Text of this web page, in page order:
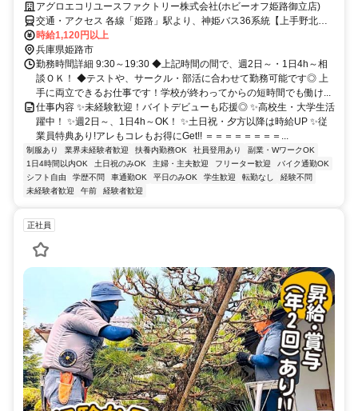
アグロエコリユースファクトリー株式会社(ホビーオフ姫路御立店)
交通・アクセス 各線「姫路」駅より、神姫バス36系統【上手野北
口】下車徒歩2分、同じく、神姫バス40系統【上手野】下車徒歩5分
◎車通勤ＯＫ！
時給1,120円以上
兵庫県姫路市
勤務時間詳細 9:30～19:30 ◆上記時間の間で、週2日～・1日4h～相
談ＯＫ！ ◆テストや、サークル・部活に合わせて勤務可能です◎ 上
手に両立できるお仕事です！学校が終わってからの短時間でも働け...
仕事内容 ✨未経験歓迎！バイトデビューも応援◎ ✨高校生・大学生活
躍中！ ✨週2日～、1日4h～OK！ ✨土日祝・夕方以降は時給UP ✨従
業員特典あり!アレもコレもお得にGet!! ＝＝＝＝＝＝＝＝...
制服あり 業界未経験者歓迎 扶養内勤務OK 社員登用あり
副業・WワークOK
1日4時間以内OK
土日祝のみOK 主婦・主夫歓迎 フリーター歓迎
バイク通勤OK
シフト自由
学歴不問 車通勤OK 平日のみOK 学生歓迎 転勤なし
経験不問
未経験者歓迎
午前 経験者歓迎
正社員